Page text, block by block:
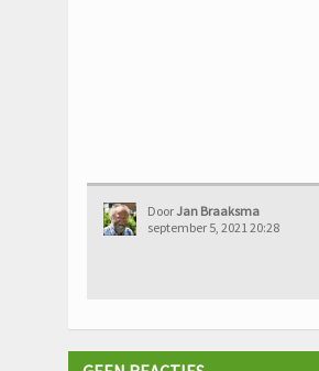
DoorJan Braaksma
september 5, 2021 20:28